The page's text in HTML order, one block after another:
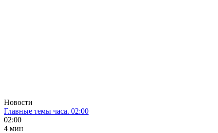
Новости
Главные темы часа. 02:00
02:00
4 мин